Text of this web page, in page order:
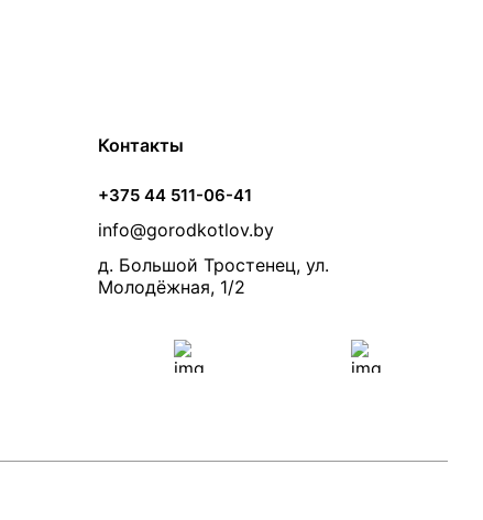
Контакты
+375 44 511-06-41
info@gorodkotlov.by
д. Большой Тростенец, ул.
Молодёжная, 1/2